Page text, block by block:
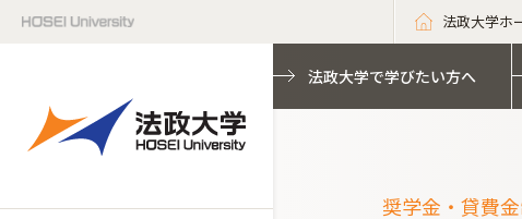
法政大学ホ
法政大学で学びたい方へ
奨学金・貸費